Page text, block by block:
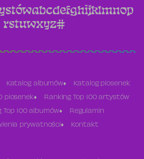
abcdefghijklmnop
rstuwxyz#
Katalog albumów Katalog piosenek
piosenek Ranking Top 100 artystów
Top 100 albumów Regulamin
prywatności Kontakt